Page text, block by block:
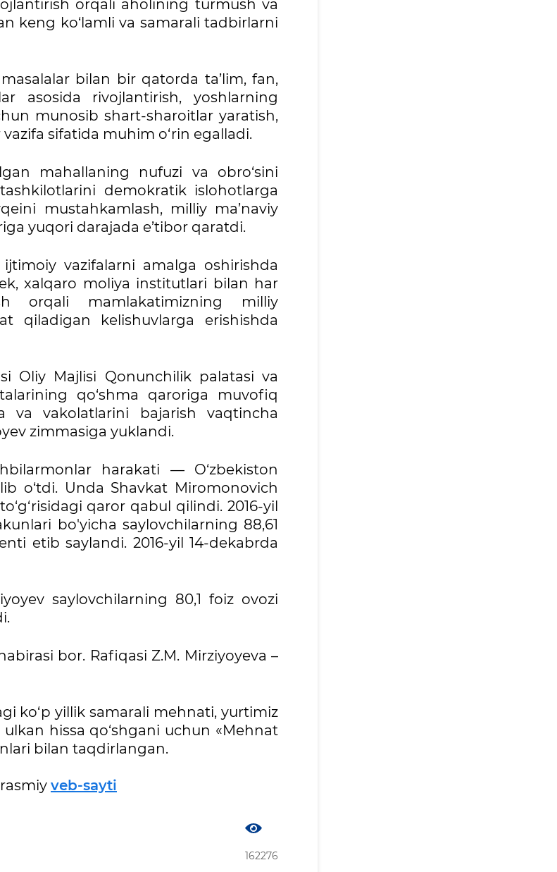
orqali aholining turmush va
keng ko‘lamli va samarali tadbirlarni
bilan bir qatorda ta’lim, fan,
asosida rivojlantirish, yoshlarning
munosib shart-sharoitlar yaratish,
sifatida muhim o‘rin egalladi.
mahallaning nufuzi va obro‘sini
demokratik islohotlarga
mustahkamlash, milliy ma’naviy
yuqori darajada e’tibor qaratdi.
vazifalarni amalga oshirishda
xalqaro moliya institutlari bilan har
orqali mamlakatimizning milliy
qiladigan kelishuvlarga erishishda
Oliy Majlisi Qonunchilik palatasi va
qo‘shma qaroriga muvofiq
va vakolatlarini bajarish vaqtincha
zimmasiga yuklandi.
harakati — O‘zbekiston
o‘tdi. Unda Shavkat Miromonovich
qaror qabul qilindi. 2016-yil
bo'yicha saylovchilarning 88,61
etib saylandi. 2016-yil 14-dekabrda
saylovchilarning 80,1 foiz ovozi
bor. Rafiqasi Z.M. Mirziyoyeva –
ko‘p yillik samarali mehnati, yurtimiz
hissa qo‘shgani uchun «Mehnat
bilan taqdirlangan.
veb-sayti
162276